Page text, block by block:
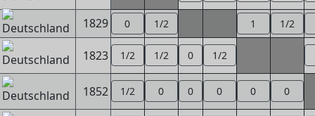
1829 0 1/2 1 1/2
1823 1/2 1/2 0 1/2
1852 1/2 0 0 0 0 0